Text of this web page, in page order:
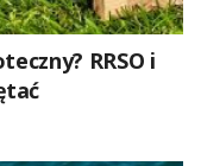
RRSO i